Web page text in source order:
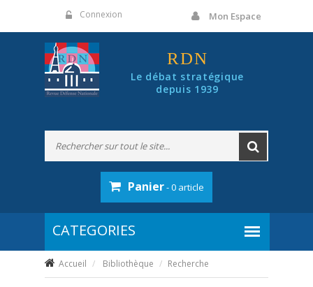
Connexion Mon Espace
RDN
Le débat stratégique
depuis 1939
Panier- 0 article
Accueil Bibliothèque Recherche